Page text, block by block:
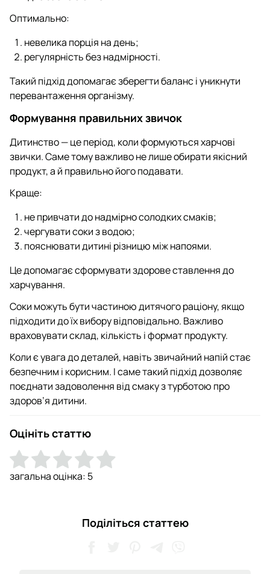
Оптимально:
невелика порція на день;
регулярність без надмірності.
Такий підхід допомагає зберегти баланс і уникнути
перевантаження організму.
Формування правильних звичок
Дитинство — це період, коли формуються харчові
звички. Саме тому важливо не лише обирати якісний
продукт, а й правильно його подавати.
Краще:
не привчати до надмірно солодких смаків;
чергувати соки з водою;
пояснювати дитині різницю між напоями.
Це допомагає сформувати здорове ставлення до
харчування.
Соки можуть бути частиною дитячого раціону, якщо
підходити до їх вибору відповідально. Важливо
враховувати склад, кількість і формат продукту.
Коли є увага до деталей, навіть звичайний напій стає
безпечним і корисним. І саме такий підхід дозволяє
поєднати задоволення від смаку з турботою про
здоров’я дитини.
Оцініть статтю
загальна оцінка: 5
Поділіться статтею